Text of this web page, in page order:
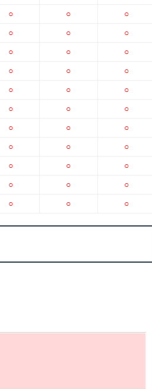
○
○
○
○
○
○
○
○
○
○
○
○
○
○
○
○
○
○
○
○
○
○
○
○
○
○
○
○
○
○
○
○
○